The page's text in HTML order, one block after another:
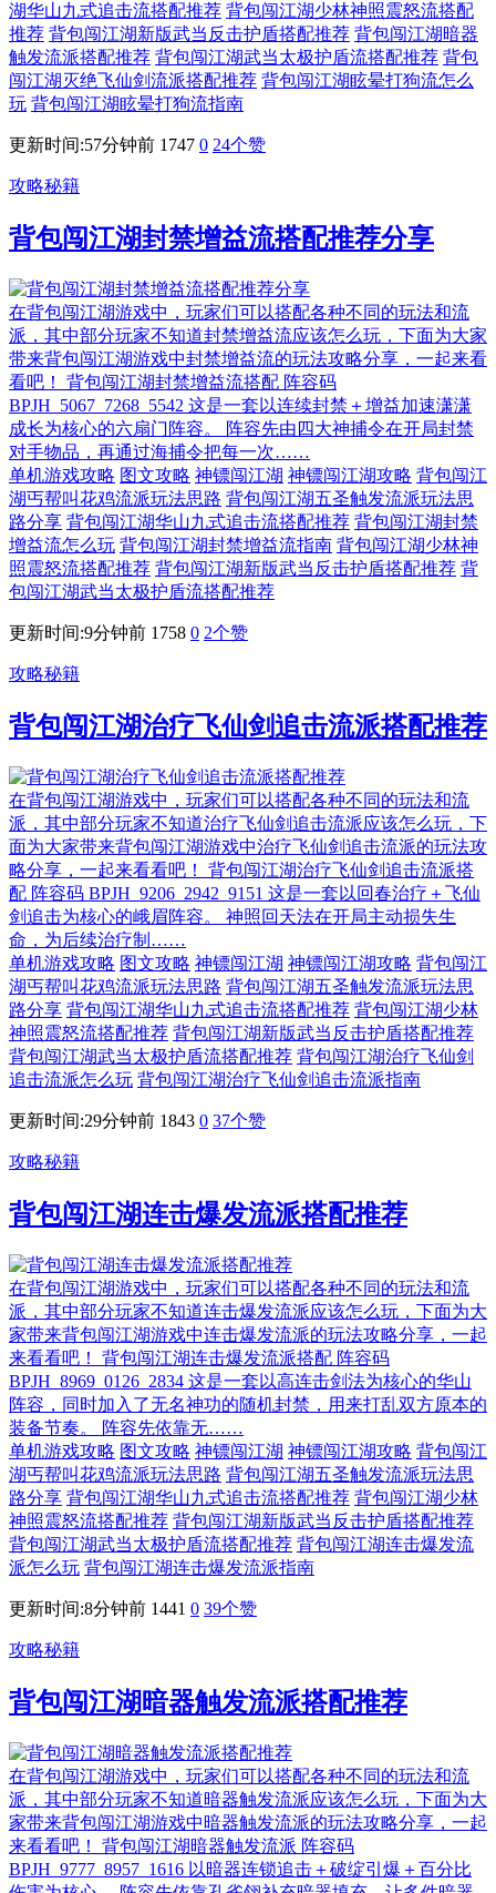
湖华山九式追击流搭配推荐 背包闯江湖少林神照震怒流搭配
推荐 背包闯江湖新版武当反击护盾搭配推荐 背包闯江湖暗器
触发流派搭配推荐 背包闯江湖武当太极护盾流搭配推荐 背包
闯江湖灭绝飞仙剑流派搭配推荐 背包闯江湖眩晕打狗流怎么
玩 背包闯江湖眩晕打狗流指南
更新时间:57分钟前 1747 0 24个赞
攻略秘籍
背包闯江湖封禁增益流搭配推荐分享
在背包闯江湖游戏中，玩家们可以搭配各种不同的玩法和流
派，其中部分玩家不知道封禁增益流应该怎么玩，下面为大家
带来背包闯江湖游戏中封禁增益流的玩法攻略分享，一起来看
看吧！ 背包闯江湖封禁增益流搭配 阵容码
BPJH_5067_7268_5542 这是一套以连续封禁＋增益加速潇潇
成长为核心的六扇门阵容。 阵容先由四大神捕令在开局封禁
对手物品，再通过海捕令把每一次……
单机游戏攻略 图文攻略 神镖闯江湖 神镖闯江湖攻略 背包闯江
湖丐帮叫花鸡流派玩法思路 背包闯江湖五圣触发流派玩法思
路分享 背包闯江湖华山九式追击流搭配推荐 背包闯江湖封禁
增益流怎么玩 背包闯江湖封禁增益流指南 背包闯江湖少林神
照震怒流搭配推荐 背包闯江湖新版武当反击护盾搭配推荐 背
包闯江湖武当太极护盾流搭配推荐
更新时间:9分钟前 1758 0 2个赞
攻略秘籍
背包闯江湖治疗飞仙剑追击流派搭配推荐
在背包闯江湖游戏中，玩家们可以搭配各种不同的玩法和流
派，其中部分玩家不知道治疗飞仙剑追击流派应该怎么玩，下
面为大家带来背包闯江湖游戏中治疗飞仙剑追击流派的玩法攻
略分享，一起来看看吧！ 背包闯江湖治疗飞仙剑追击流派搭
配 阵容码 BPJH_9206_2942_9151 这是一套以回春治疗＋飞仙
剑追击为核心的峨眉阵容。 神照回天法在开局主动损失生
命，为后续治疗制……
单机游戏攻略 图文攻略 神镖闯江湖 神镖闯江湖攻略 背包闯江
湖丐帮叫花鸡流派玩法思路 背包闯江湖五圣触发流派玩法思
路分享 背包闯江湖华山九式追击流搭配推荐 背包闯江湖少林
神照震怒流搭配推荐 背包闯江湖新版武当反击护盾搭配推荐
背包闯江湖武当太极护盾流搭配推荐 背包闯江湖治疗飞仙剑
追击流派怎么玩 背包闯江湖治疗飞仙剑追击流派指南
更新时间:29分钟前 1843 0 37个赞
攻略秘籍
背包闯江湖连击爆发流派搭配推荐
在背包闯江湖游戏中，玩家们可以搭配各种不同的玩法和流
派，其中部分玩家不知道连击爆发流派应该怎么玩，下面为大
家带来背包闯江湖游戏中连击爆发流派的玩法攻略分享，一起
来看看吧！ 背包闯江湖连击爆发流派搭配 阵容码
BPJH_8969_0126_2834 这是一套以高连击剑法为核心的华山
阵容，同时加入了无名神功的随机封禁，用来打乱双方原本的
装备节奏。 阵容先依靠无……
单机游戏攻略 图文攻略 神镖闯江湖 神镖闯江湖攻略 背包闯江
湖丐帮叫花鸡流派玩法思路 背包闯江湖五圣触发流派玩法思
路分享 背包闯江湖华山九式追击流搭配推荐 背包闯江湖少林
神照震怒流搭配推荐 背包闯江湖新版武当反击护盾搭配推荐
背包闯江湖武当太极护盾流搭配推荐 背包闯江湖连击爆发流
派怎么玩 背包闯江湖连击爆发流派指南
更新时间:8分钟前 1441 0 39个赞
攻略秘籍
背包闯江湖暗器触发流派搭配推荐
在背包闯江湖游戏中，玩家们可以搭配各种不同的玩法和流
派，其中部分玩家不知道暗器触发流派应该怎么玩，下面为大
家带来背包闯江湖游戏中暗器触发流派的玩法攻略分享，一起
来看看吧！ 背包闯江湖暗器触发流派 阵容码
BPJH_9777_8957_1616 以暗器连锁追击＋破绽引爆＋百分比